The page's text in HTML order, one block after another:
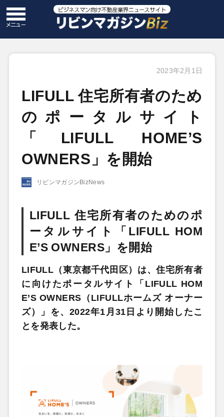
2023年2月1日
LIFULL 住宅所有者のため
のポータルサイト
「LIFULL HOME’S
OWNERS」を開始
リビンマガジンBizNews
LIFULL 住宅所有者のためのポ
ータルサイト「LIFULL HOM
E’S OWNERS」を開始
LIFULL（東京都千代田区）は、住宅所有者
に向けたポータルサイト「LIFULL HOM
E’S OWNERS（LIFULLホームズ オーナー
ズ）」を、2022年1月31日より開始したこ
とを発表した。